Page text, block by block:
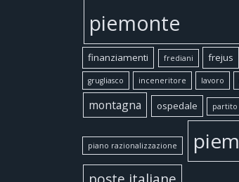
piemonte
finanziamenti frediani frejus
grugliasco inceneritore lavoro
montagna ospedale
piano razionalizzazione